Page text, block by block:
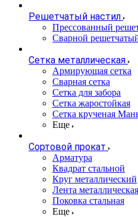
Решетчатый настил
Прессованный
Сварной
Сетка металлическая
Армирующая сетка
Сварная сетка
Сетка для забора
Сетка жаростойкая
Сетка крученая
Еще
Сортовой прокат
Арматура
Квадрат стальной
Круг металлический
Лента металлическая
Поковка стальная
Еще